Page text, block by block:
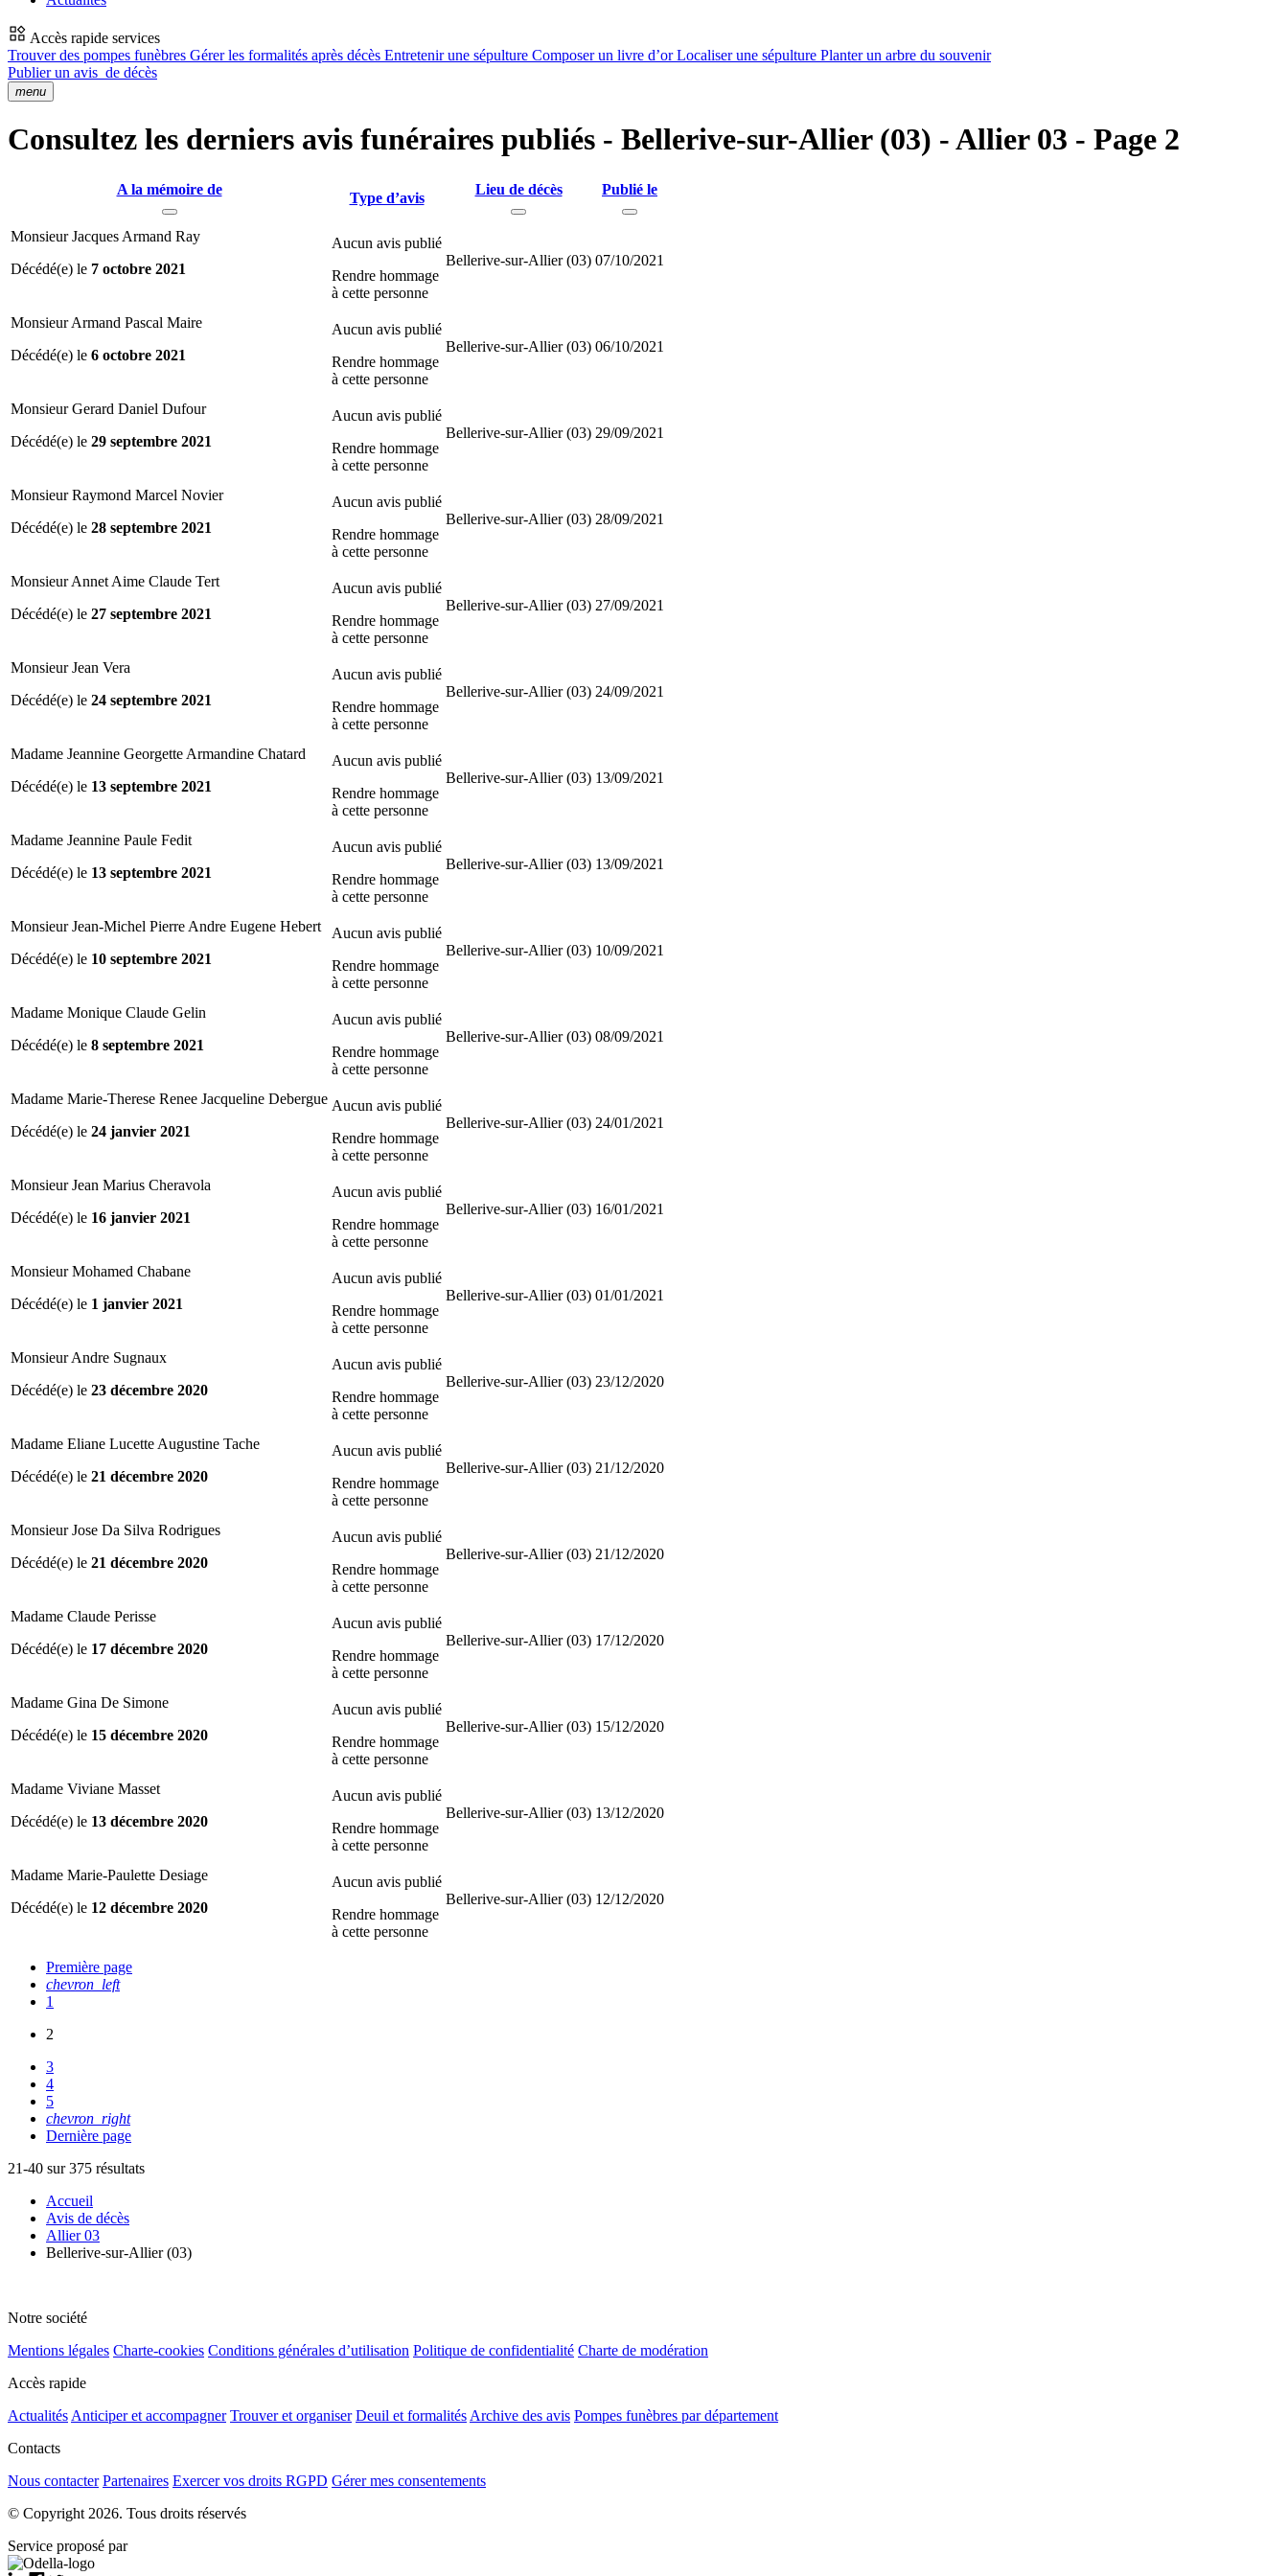
Accès rapide services
Trouver des pompes funèbres Gérer les formalités après décès Entretenir une sépulture Composer un livre d’orLocaliser une sépulture Planter un arbre du souvenir
Publier un avis de décès
menu
Consultez les derniers avis funéraires publiés - Bellerive-sur-Allier (03) - Allier 03 - Page 2
A la mémoire de
Type d’avis
Lieu de décès Publié le
Monsieur Jacques Armand Ray
Décédé(e) le 7 octobre 2021
Aucun avis publié
Rendre hommage
à cette personne
Bellerive-sur-Allier (03) 07/10/2021
Monsieur Armand Pascal Maire
Décédé(e) le 6 octobre 2021
Aucun avis publié
Rendre hommage
à cette personne
Bellerive-sur-Allier (03) 06/10/2021
Monsieur Gerard Daniel Dufour
Décédé(e) le 29 septembre 2021
Aucun avis publié
Rendre hommage
à cette personne
Bellerive-sur-Allier (03) 29/09/2021
Monsieur Raymond Marcel Novier
Décédé(e) le 28 septembre 2021
Aucun avis publié
Rendre hommage
à cette personne
Bellerive-sur-Allier (03) 28/09/2021
Monsieur Annet Aime Claude Tert
Décédé(e) le 27 septembre 2021
Aucun avis publié
Rendre hommage
à cette personne
Bellerive-sur-Allier (03) 27/09/2021
Monsieur Jean Vera
Décédé(e) le 24 septembre 2021
Aucun avis publié
Rendre hommage
à cette personne
Bellerive-sur-Allier (03) 24/09/2021
Madame Jeannine Georgette Armandine Chatard
Décédé(e) le 13 septembre 2021
Aucun avis publié
Rendre hommage
à cette personne
Bellerive-sur-Allier (03) 13/09/2021
Madame Jeannine Paule Fedit
Décédé(e) le 13 septembre 2021
Aucun avis publié
Rendre hommage
à cette personne
Bellerive-sur-Allier (03) 13/09/2021
Monsieur Jean-Michel Pierre Andre Eugene Hebert
Décédé(e) le 10 septembre 2021
Aucun avis publié
Rendre hommage
à cette personne
Bellerive-sur-Allier (03) 10/09/2021
Madame Monique Claude Gelin
Décédé(e) le 8 septembre 2021
Aucun avis publié
Rendre hommage
à cette personne
Bellerive-sur-Allier (03) 08/09/2021
Madame Marie-Therese Renee Jacqueline Debergue
Décédé(e) le 24 janvier 2021
Aucun avis publié
Rendre hommage
à cette personne
Bellerive-sur-Allier (03) 24/01/2021
Monsieur Jean Marius Cheravola
Décédé(e) le 16 janvier 2021
Aucun avis publié
Rendre hommage
à cette personne
Bellerive-sur-Allier (03) 16/01/2021
Monsieur Mohamed Chabane
Décédé(e) le 1 janvier 2021
Aucun avis publié
Rendre hommage
à cette personne
Bellerive-sur-Allier (03) 01/01/2021
Monsieur Andre Sugnaux
Décédé(e) le 23 décembre 2020
Aucun avis publié
Rendre hommage
à cette personne
Bellerive-sur-Allier (03) 23/12/2020
Madame Eliane Lucette Augustine Tache
Décédé(e) le 21 décembre 2020
Aucun avis publié
Rendre hommage
à cette personne
Bellerive-sur-Allier (03) 21/12/2020
Monsieur Jose Da Silva Rodrigues
Décédé(e) le 21 décembre 2020
Aucun avis publié
Rendre hommage
à cette personne
Bellerive-sur-Allier (03) 21/12/2020
Madame Claude Perisse
Décédé(e) le 17 décembre 2020
Aucun avis publié
Rendre hommage
à cette personne
Bellerive-sur-Allier (03) 17/12/2020
Madame Gina De Simone
Décédé(e) le 15 décembre 2020
Aucun avis publié
Rendre hommage
à cette personne
Bellerive-sur-Allier (03) 15/12/2020
Madame Viviane Masset
Décédé(e) le 13 décembre 2020
Aucun avis publié
Rendre hommage
à cette personne
Bellerive-sur-Allier (03) 13/12/2020
Madame Marie-Paulette Desiage
Décédé(e) le 12 décembre 2020
Aucun avis publié
Rendre hommage
à cette personne
Bellerive-sur-Allier (03) 12/12/2020
Première page
chevron_left
1
2
3
4
5
chevron_right
Dernière page
21-40 sur 375 résultats
Accueil
Avis de décès
Allier 03
Bellerive-sur-Allier (03)
Notre société
Mentions légales Charte-cookies Conditions générales d’utilisation Politique de confidentialité Charte de modération
Accès rapide
Actualités Anticiper et accompagner Trouver et organiser Deuil et formalités Archive des avis Pompes funèbres par département
Contacts
Nous contacter Partenaires Exercer vos droits RGPD Gérer mes consentements
© Copyright 2026. Tous droits réservés
Service proposé par